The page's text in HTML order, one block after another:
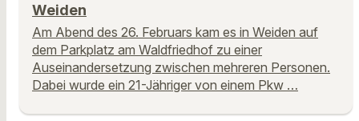
Weiden
Am Abend des 26. Februars kam es in Weiden auf
dem Parkplatz am Waldfriedhof zu einer
Auseinandersetzung zwischen mehreren Personen.
Dabei wurde ein 21-Jähriger von einem Pkw …